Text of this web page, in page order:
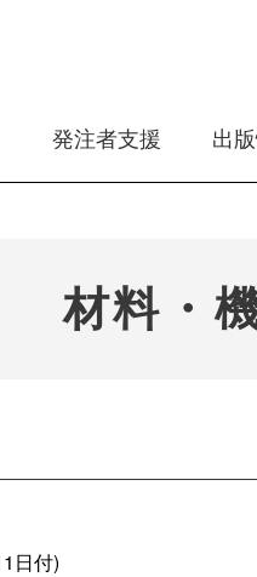
発注者支援 出
材料・
日付)